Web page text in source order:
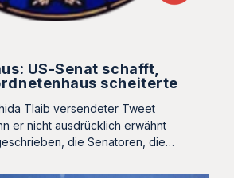
US-Senat schafft,
scheiterte
Tlaib versendeter Tweet
er nicht ausdrücklich erwähnt
die Senatoren, die…